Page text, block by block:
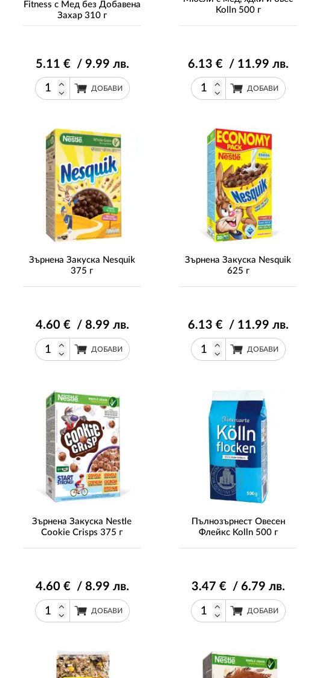
Fitness с Мед без Добавена
Захар 310 г
5.11 € / 9.99 лв.
ДОБАВИ
Kolln 500 г
6.13 € / 11.99 лв.
ДОБАВИ
Зърнена Закуска Nesquik
375 г
4.60 € / 8.99 лв.
ДОБАВИ
Зърнена Закуска Nesquik
625 г
6.13 € / 11.99 лв.
ДОБАВИ
Зърнена Закуска Nestle
Cookie Crisps 375 г
4.60 € / 8.99 лв.
ДОБАВИ
Пълнозърнест Овесен
Флейкс Kolln 500 г
3.47 € / 6.79 лв.
ДОБАВИ